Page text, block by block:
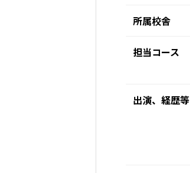
所属校舎
担当コース
出演、経歴等